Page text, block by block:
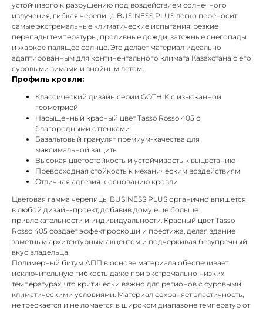
устойчивого к разрушению под воздействием солнечного
излучения, гибкая черепица BUSINESS PLUS легко переносит
самые экстремальные климатические испытания: резкие
перепады температуры, проливные дожди, затяжные снегопады
и жаркое палящее солнце. Это делает материал идеально
адаптированным для континентального климата Казахстана с его
суровыми зимами и знойным летом.
Профиль кровли:
Классический дизайн серии GOTHIK с изысканной
геометрией
Насыщенный красный цвет Tasso Rosso 405 с
благородными оттенками
Базальтовый гранулят премиум-качества для
максимальной защиты
Высокая цветостойкость и устойчивость к выцветанию
Превосходная стойкость к механическим воздействиям
Отличная адгезия к основанию кровли
Цветовая гамма черепицы BUSINESS PLUS органично впишется
в любой дизайн-проект, добавив дому еще больше
привлекательности и индивидуальности. Красный цвет Tasso
Rosso 405 создает эффект роскоши и престижа, делая здание
заметным архитектурным акцентом и подчеркивая безупречный
вкус владельца.
Полимерный битум АПП в основе материала обеспечивает
исключительную гибкость даже при экстремально низких
температурах, что критически важно для регионов с суровыми
климатическими условиями. Материал сохраняет эластичность,
не трескается и не ломается в широком диапазоне температур от